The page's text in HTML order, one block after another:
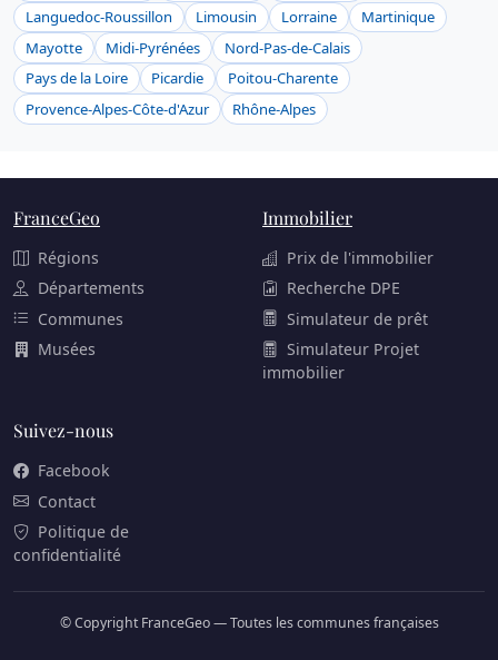
Languedoc-Roussillon
Limousin Lorraine
Martinique
Mayotte
Midi-Pyrénées
Nord-Pas-de-Calais
Pays de la Loire
Picardie
Poitou-Charente
Provence-Alpes-Côte-d'Azur
Rhône-Alpes
FranceGeo
Régions
Départements
Communes
Musées
Immobilier
Prix de l'immobilier
Recherche DPE
Simulateur de prêt
Simulateur Projet
immobilier
Suivez-nous
Facebook
Contact
Politique de
confidentialité
© Copyright FranceGeo — Toutes les communes françaises